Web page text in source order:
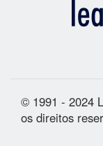
© 1991 - 2024
os direitos